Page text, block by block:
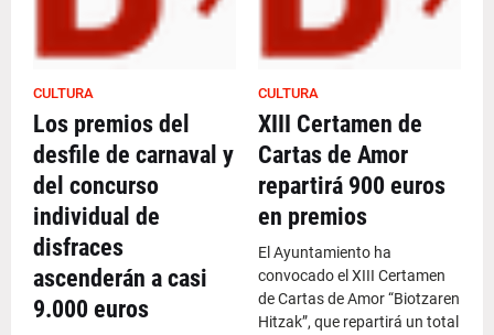
CULTURA
Los premios del
desfile de carnaval y
del concurso
individual de
disfraces
ascenderán a casi
9.000 euros
CULTURA
XIII Certamen de
Cartas de Amor
repartirá 900 euros
en premios
El Ayuntamiento ha
convocado el XIII Certamen
de Cartas de Amor “Biotzaren
Hitzak”, que repartirá un total